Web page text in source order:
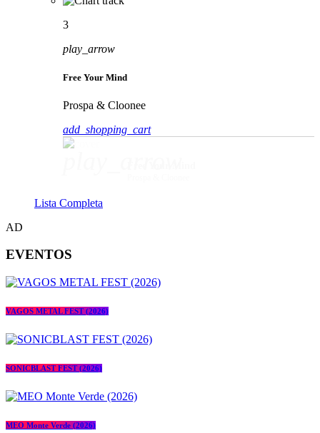
3
play_arrow
Free Your Mind
Prospa & Cloonee
add_shopping_cart
Lista Completa
AD
EVENTOS
VAGOS METAL FEST (2026)
SONICBLAST FEST (2026)
MEO Monte Verde (2026)